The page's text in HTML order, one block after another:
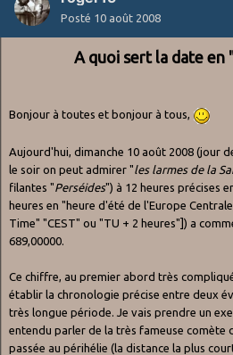
Posté 10 août 2008
A quoi sert la date en
Bonjour à toutes et bonjour à tous,
Aujourd'hui, dimanche 10 août 2008 (jour
le soir on peut admirer "les larmes de la
filantes "Perséides") à 12 heures précises
heures en "heure d'été de l'Europe
Time" "CEST" ou "TU + 2 heures"]) a
689,00000.
Ce chiffre, au premier abord très
établir la chronologie précise entre deux
très longue période. Je vais prendre un
entendu parler de la très fameuse comète
passée au périhélie (la distance la plus